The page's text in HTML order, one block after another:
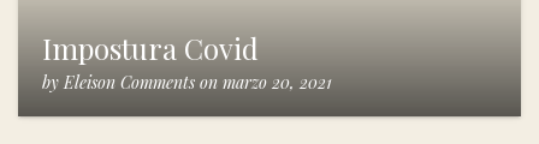
Impostura Covid
by Eleison Comments on marzo 20, 2021